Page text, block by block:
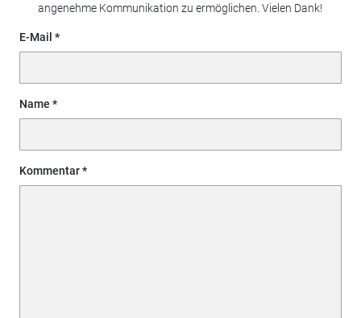
angenehme Kommunikation zu ermöglichen. Vielen Dank!
E-Mail
Name
Kommentar